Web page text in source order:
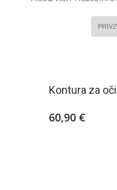
Kontura za
60,90 €